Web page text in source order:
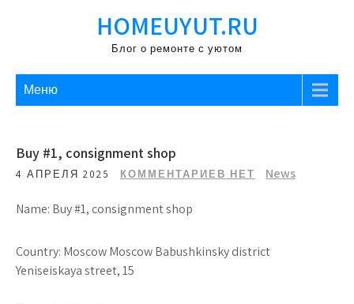
HOMEUYUT.RU
Блог о ремонте с уютом
Меню
Buy #1, consignment shop
4 АПРЕЛЯ 2025 КОММЕНТАРИЕВ НЕТ News
Name: Buy #1, consignment shop
Country: Moscow Moscow Babushkinsky district
Yeniseiskaya street, 15